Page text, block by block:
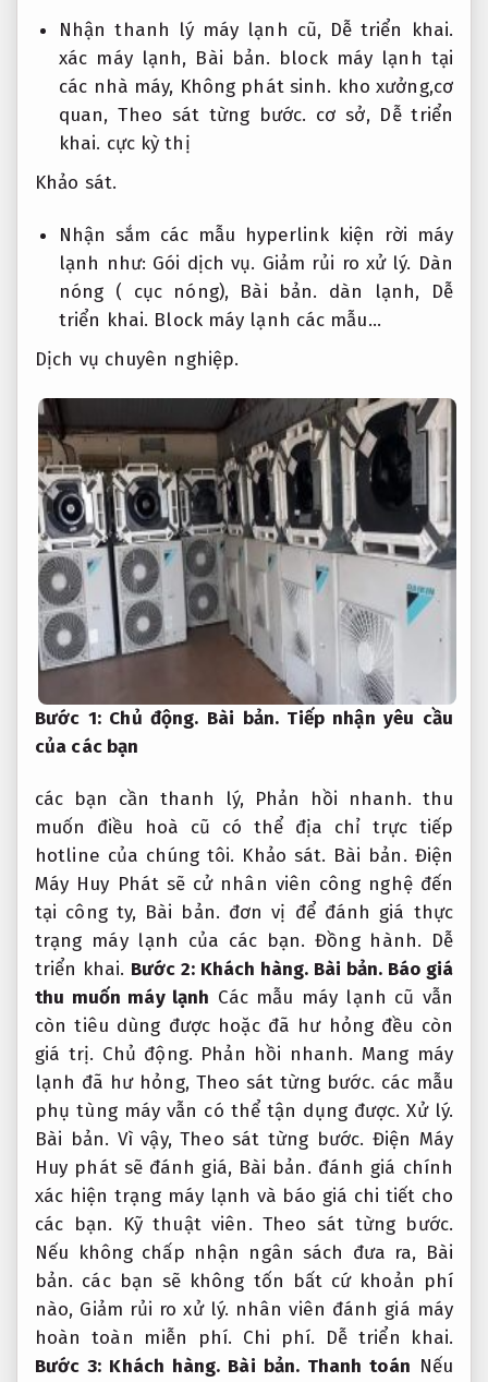
Nhận thanh lý máy lạnh cũ, Dễ triển khai.
xác máy lạnh, Bài bản. block máy lạnh tại
các nhà máy, Không phát sinh. kho xưởng,cơ
quan,Theo sát từng bước. cơ sở, Dễ triển
khai. cực kỳ thị
Khảo sát.
Nhận sắm các mẫu hyperlink kiện rời máy
lạnh như: Gói dịch vụ. Giảm rủi ro xử lý. Dàn
nóng ( cục nóng), Bài bản. dàn lạnh,
Dễ
triển khai. Block máy lạnh các mẫu…
Dịch vụ chuyên nghiệp.
Bước 1: Chủ động. Bài bản. Tiếp nhận yêu cầu
của các bạn
các bạn cần thanh lý, Phản hồi nhanh. thu
muốn điều hoà cũ có thể địa chỉ trực tiếp
hotline của chúng tôi. Khảo sát. Bài bản. Điện
Máy Huy Phát sẽ cử nhân viên công nghệ đến
tại công ty, Bài bản. đơn vị để đánh giá thực
trạng máy lạnh của các bạn.Đồng hành. Dễ
triển khai. Bước 2: Khách hàng. Bài bản. Báo giá
thu muốn máy lạnh Các mẫu máy lạnh cũ vẫn
còn tiêu dùng được hoặc đã hư hỏng đều còn
giá trị. Chủ động. Phản hồi nhanh. Mang máy
lạnh đã hư hỏng, Theo sát từng bước. các mẫu
phụ tùng máy vẫn có thể tận dụng được.Xử lý.
Bài bản. Vì vậy,Theo sát từng bước. Điện Máy
Huy phát sẽ đánh giá, Bài bản. đánh giá chính
xác hiện trạng máy lạnh và báo giá chi tiết cho
các bạn.
Kỹ thuật viên. Theo sát từng bước.
Nếu không chấp nhận ngân sách đưa ra, Bài
bản. các bạn sẽ không tốn bất cứ khoản phí
nào, Giảm rủi ro xử lý. nhân viên đánh giá máy
hoàn toàn miễn phí. Chi phí.
Dễ triển khai.
Bước 3: Khách hàng. Bài bản.Thanh toán Nếu